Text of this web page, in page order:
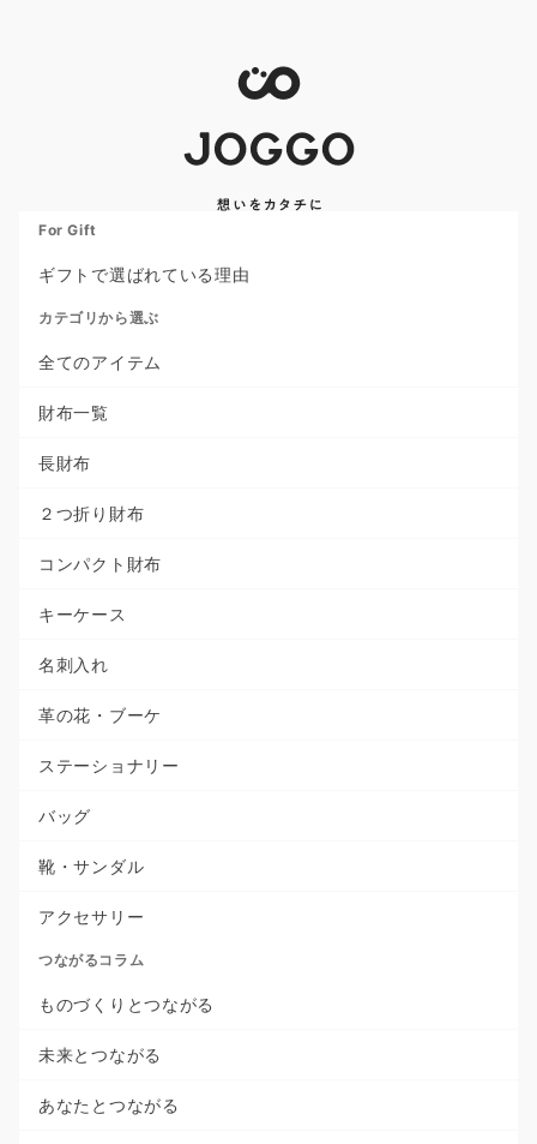
For Gift
ギフトで選ばれている理由
カテゴリから選ぶ
全てのアイテム
財布一覧
長財布
２つ折り財布
コンパクト財布
キーケース
名刺入れ
革の花・ブーケ
ステーショナリー
バッグ
靴・サンダル
アクセサリー
つながるコラム
ものづくりとつながる
未来とつながる
あなたとつながる